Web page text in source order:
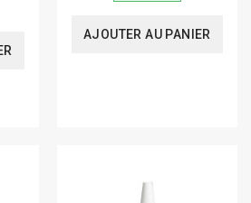
AJOUTER AU PANIER